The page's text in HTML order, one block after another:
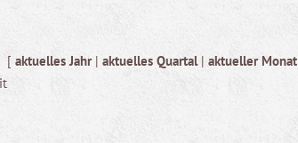
[ aktuelles Jahr| aktuelles Quartal| aktueller Monat